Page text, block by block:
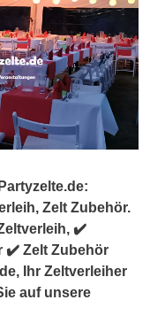
Zelt Zubehör.
✔️
✔️ Zelt Zubehör
Ihr Zeltverleiher
auf unsere